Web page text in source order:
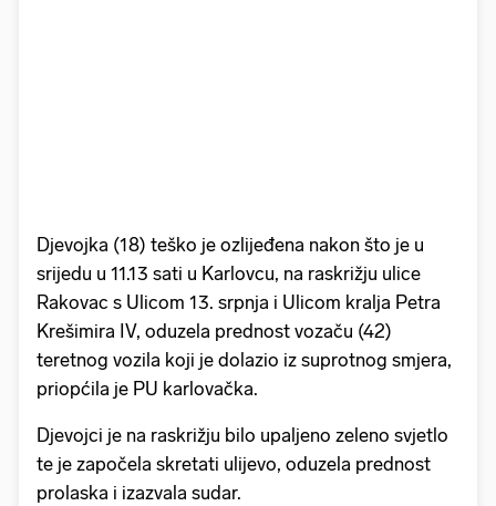
Djevojka (18) teško je ozlijeđena nakon što je u
srijedu u 11.13 sati u Karlovcu, na raskrižju ulice
Rakovac s Ulicom 13. srpnja i Ulicom kralja Petra
Krešimira IV, oduzela prednost vozaču (42)
teretnog vozila koji je dolazio iz suprotnog smjera,
priopćila je PU karlovačka.
Djevojci je na raskrižju bilo upaljeno zeleno svjetlo
te je započela skretati ulijevo, oduzela prednost
prolaska i izazvala sudar.